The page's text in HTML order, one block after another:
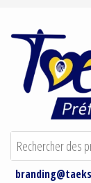
Taeksmart